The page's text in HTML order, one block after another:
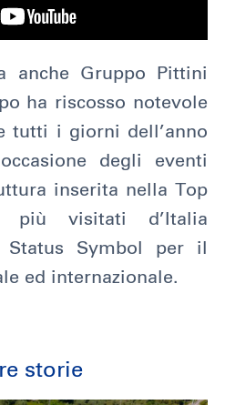
anche Gruppo Pittini
ha riscosso notevole
tutti i giorni dell’anno
degli eventi
inserita nella Top
visitati d’Italia
Status Symbol per il
ed internazionale.
storie